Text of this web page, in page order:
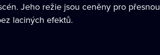
Jeho režie jsou ceněny pro přesnou
laciných efektů.